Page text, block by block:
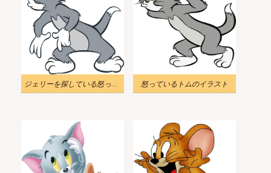
ジェリーを探している怒っているトムのイラスト 怒っているトムのイラスト